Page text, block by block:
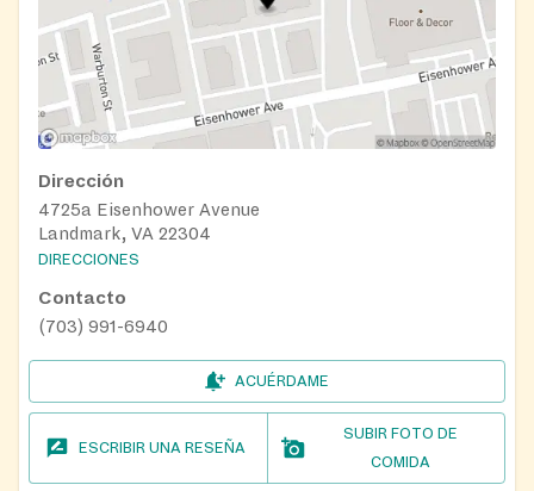
Dirección
4725a Eisenhower Avenue
Landmark, VA 22304
DIRECCIONES
Contacto
(703) 991-6940
ACUÉRDAME
ESCRIBIR UNA RESEÑA
SUBIR FOTO DE
COMIDA